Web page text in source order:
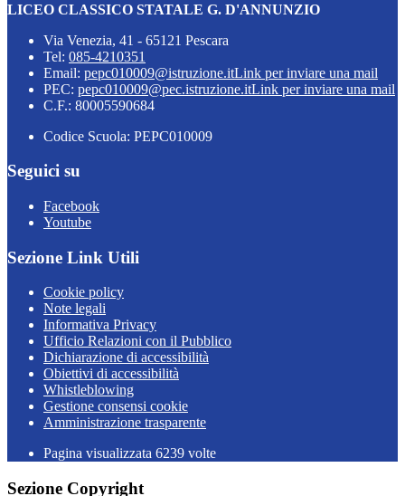
LICEO CLASSICO STATALE G. D'ANNUNZIO
Via Venezia, 41 - 65121 Pescara
Tel: 085-4210351
Email: pepc010009@istruzione.itLink per inviare una mail
PEC: pepc010009@pec.istruzione.itLink per inviare una mail
C.F.: 80005590684
Codice Scuola: PEPC010009
Seguici su
Facebook
Youtube
Sezione Link Utili
Cookie policy
Note legali
Informativa Privacy
Ufficio Relazioni con il Pubblico
Dichiarazione di accessibilità
Obiettivi di accessibilità
Whistleblowing
Gestione consensi cookie
Amministrazione trasparente
Pagina visualizzata 6239 volte
Sezione Copyright